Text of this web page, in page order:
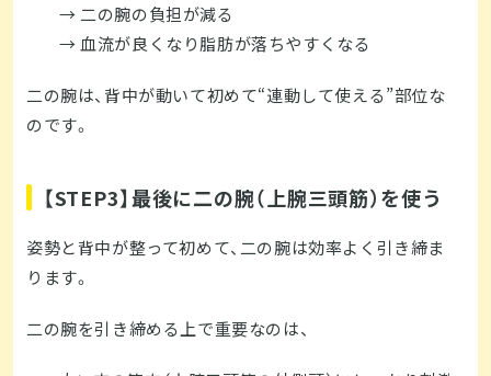
→ 二の腕の負担が減る
→ 血流が良くなり脂肪が落ちやすくなる
二の腕は、背中が動いて初めて“連動して使える”部位な
のです。
【STEP3】最後に二の腕（上腕三頭筋）を使う
姿勢と背中が整って初めて、二の腕は効率よく引き締ま
ります。
二の腕を引き締める上で重要なのは、